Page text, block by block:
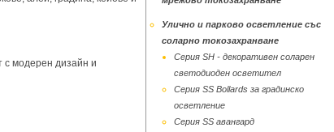
с модерен дизайн и
Улично и парково осветление със
соларно токозахранване
Серия SH - декоративен соларен
светодиоден осветител
Серия SS Bollards за градинско
осветление
Серия SS авангард